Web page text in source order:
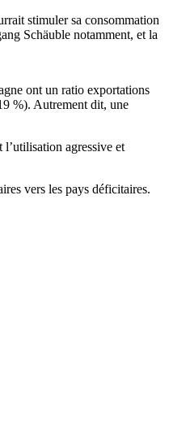
stimuler sa consommation
Schäuble notamment, et la
ont un ratio exportations
%). Autrement dit, une
agressive et
vers les pays déficitaires.